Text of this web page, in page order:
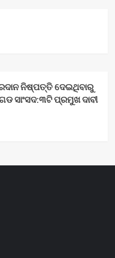
ନିଷ୍ପତ୍ତି ଦେଇଥିବାରୁ
ସାଂସଦ:୩ଟି ପ୍ରମୁଖ ଦାବୀ